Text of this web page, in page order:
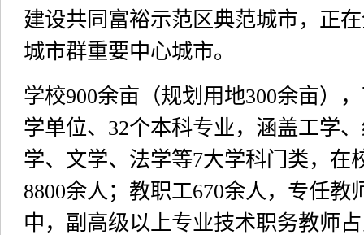
建设共同富裕示范区典范城市，正
城市群重要中心城市。
学校900余亩（规划用地300余亩）
学单位、32个本科专业，涵盖工学
学、文学、法学等7大学科门类，在
8800余人；教职工670余人，专任教
中，副高级以上专业技术职务教师